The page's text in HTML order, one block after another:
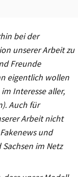
bei der
unserer Arbeit zu
Freunde
eigentlich wollen
Interesse aller,
Auch für
Arbeit nicht
und
im Netz